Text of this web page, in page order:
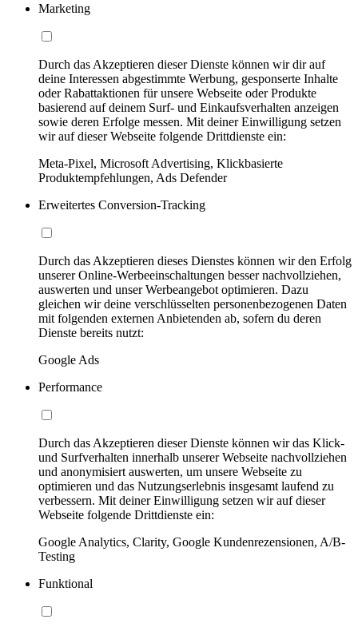
Marketing
Durch das Akzeptieren dieser Dienste können wir dir auf
deine Interessen abgestimmte Werbung, gesponserte Inhalte
oder Rabattaktionen für unsere Webseite oder Produkte
basierend auf deinem Surf- und Einkaufsverhalten anzeigen
sowie deren Erfolge messen. Mit deiner Einwilligung setzen
wir auf dieser Webseite folgende Drittdienste ein:
Meta-Pixel, Microsoft Advertising, Klickbasierte
Produktempfehlungen, Ads Defender
Erweitertes Conversion-Tracking
Durch das Akzeptieren dieses Dienstes können wir den Erfolg
unserer Online-Werbeeinschaltungen besser nachvollziehen,
auswerten und unser Werbeangebot optimieren. Dazu
gleichen wir deine verschlüsselten personenbezogenen Daten
mit folgenden externen Anbietenden ab, sofern du deren
Dienste bereits nutzt:
Google Ads
Performance
Durch das Akzeptieren dieser Dienste können wir das Klick-
und Surfverhalten innerhalb unserer Webseite nachvollziehen
und anonymisiert auswerten, um unsere Webseite zu
optimieren und das Nutzungserlebnis insgesamt laufend zu
verbessern. Mit deiner Einwilligung setzen wir auf dieser
Webseite folgende Drittdienste ein:
Google Analytics, Clarity, Google Kundenrezensionen, A/B-
Testing
Funktional